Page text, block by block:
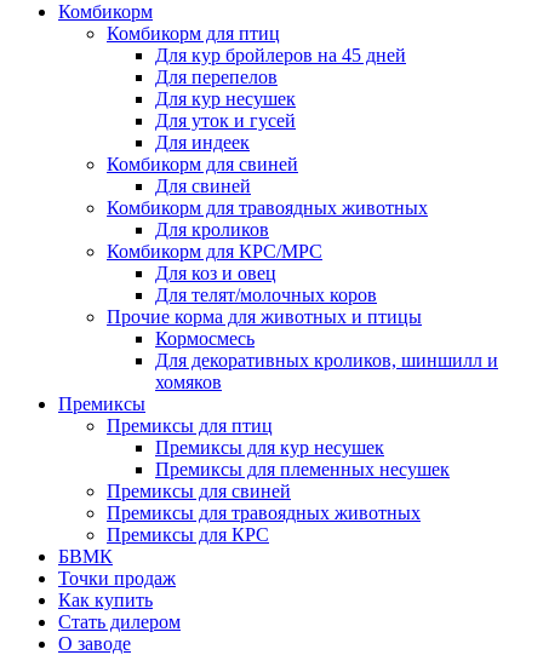
Комбикорм
Комбикорм для птиц
Для кур бройлеров на 45 дней
Для перепелов
Для кур несушек
Для уток и гусей
Для индеек
Комбикорм для свиней
Для свиней
Комбикорм для травоядных животных
Для кроликов
Комбикорм для КРС/МРС
Для коз и овец
Для телят/молочных коров
Прочие корма для животных и птицы
Кормосмесь
Для декоративных кроликов, шиншилл и
хомяков
Премиксы
Премиксы для птиц
Премиксы для кур несушек
Премиксы для племенных несушек
Премиксы для свиней
Премиксы для травоядных животных
Премиксы для КРС
БВМК
Точки продаж
Как купить
Стать дилером
О заводе